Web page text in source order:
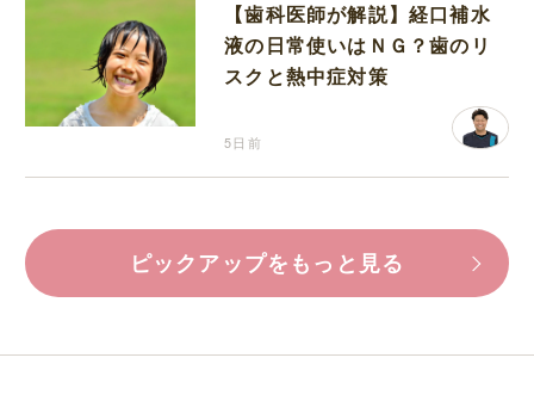
【歯科医師が解説】経口補水
液の日常使いはＮＧ？歯のリ
スクと熱中症対策
5日前
ピックアップをもっと見る